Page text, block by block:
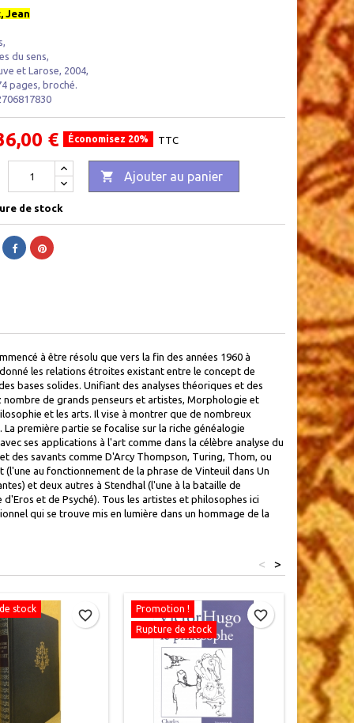
Jean
du sens,
et Larose, 2004,
pages, broché.
€ Économisez 20% TTC
 Ajouter au panier
de stock
à être résolu que vers la fin des années 1960 à
les relations étroites existant entre le concept de
bases solides. Unifiant des analyses théoriques et des
de grands penseurs et artistes, Morphologie et
et les arts. Il vise à montrer que de nombreux
première partie se focalise sur la riche généalogie
ses applications à l'art comme dans la célèbre analyse du
des savants comme D'Arcy Thompson, Turing, Thom, ou
au fonctionnement de la phrase de Vinteuil dans Un
et deux autres à Stendhal (l'une à la bataille de
et de Psyché). Tous les artistes et philosophes ici
qui se trouve mis en lumière dans un hommage de la
>
<
stock favorite_border
Promotion !
Rupture de stock
favorite_border Rupture